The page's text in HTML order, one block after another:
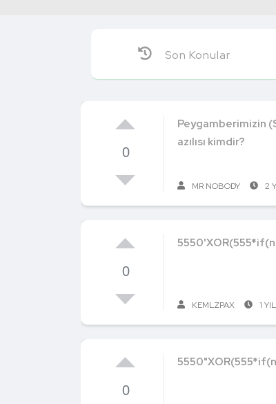
Son Konular
0
Peygamberimizin
azılısı kimdir?
MR NOBODY 2
0
KEMLZPAX 1
0